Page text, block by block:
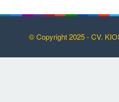
© Copyright 2025 - CV.